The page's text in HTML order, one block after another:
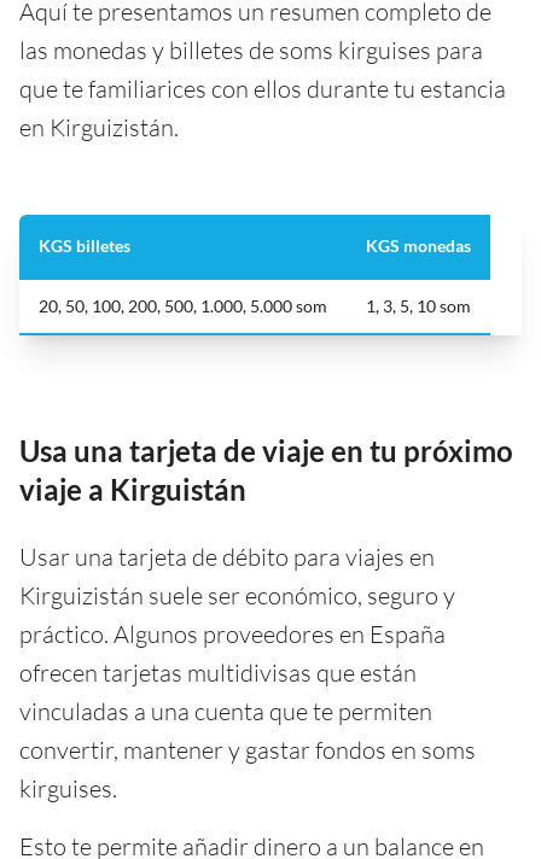
Aquí te presentamos un resumen completo de
las monedas y billetes de soms kirguises para
que te familiarices con ellos durante tu estancia
en Kirguizistán.
KGS billetes KGS monedas
20, 50, 100, 200, 500, 1.000, 5.000 som 1, 3, 5, 10 som
Usa una tarjeta de viaje en tu próximo
viaje a Kirguistán
Usar una tarjeta de débito para viajes en
Kirguizistán suele ser económico, seguro y
práctico. Algunos proveedores en España
ofrecen tarjetas multidivisas que están
vinculadas a una cuenta que te permiten
convertir, mantener y gastar fondos en soms
kirguises.
Esto te permite añadir dinero a un balance en